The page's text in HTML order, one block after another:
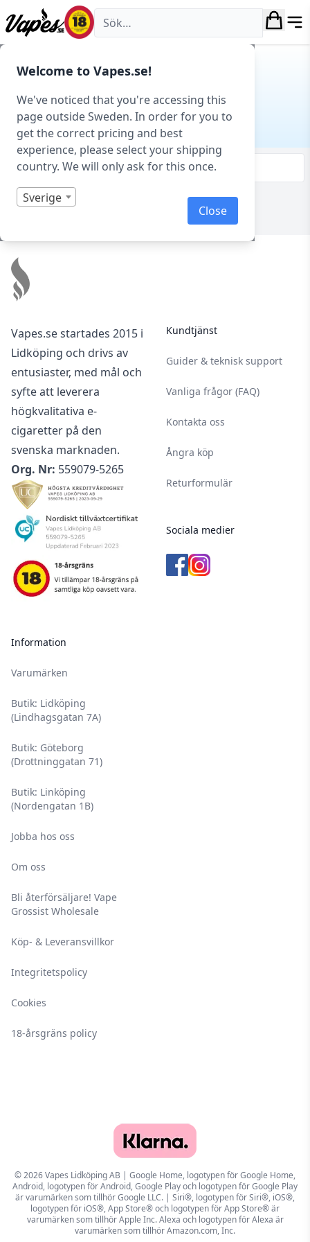
Welcome to Vapes.se!
We've noticed that you're accessing this
page outside Sweden. In order for you to
get the correct pricing and best
experience, please select your shipping
country. We will only ask for this once.
Sverige
Close
Vapes.se
Hem/E-juice/E-juice varumärken
RYPE
E-juice varumärken
Filtrera & sortera
Visar 0 produkter av 0 totalt
Footer
Vapes.se startades 2015 i
Lidköping och drivs av
entusiaster, med mål och
syfte att leverera
högkvalitativa e-
cigaretter på den
svenska marknaden.
Org. Nr: 559079-5265
Information
Varumärken
Butik: Lidköping
(Lindhagsgatan 7A)
Butik: Göteborg
(Drottninggatan 71)
Butik: Linköping
(Nordengatan 1B)
Jobba hos oss
Om oss
Bli återförsäljare! Vape
Grossist Wholesale
Köp- & Leveransvillkor
Integritetspolicy
Cookies
18-årsgräns policy
Kundtjänst
Guider & teknisk support
Vanliga frågor (FAQ)
Kontakta oss
Ångra köp
Returformulär
Sociala medier
© 2026 Vapes Lidköping AB | Google Home, logotypen för Google Home,
Android, logotypen för Android, Google Play och logotypen för Google Play
är varumärken som tillhör Google LLC. | Siri®, logotypen för Siri®, iOS®,
logotypen för iOS®, App Store® och logotypen för App Store® är
varumärken som tillhör Apple Inc. Alexa och logotypen för Alexa är
varumärken som tillhör Amazon.com, Inc.